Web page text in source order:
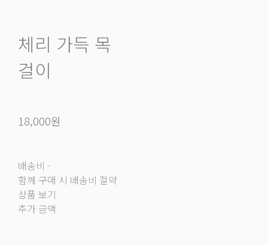
체리 가득 목
걸이
18,000원
배송비 -
함께 구매 시 배송비 절약
상품 보기
추가 금액